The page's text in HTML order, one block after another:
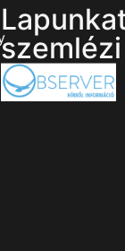
szemlézi